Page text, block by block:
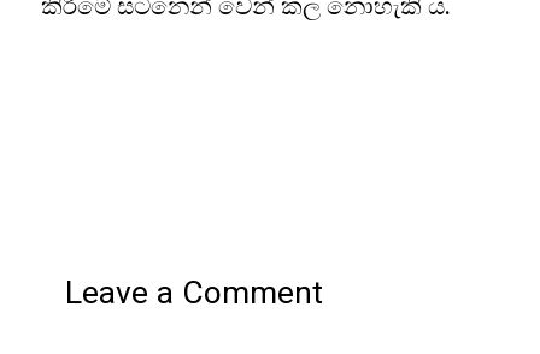
කිරීමේ සටනෙන් වෙන් කල නොහැකි ය.
Leave a Comment